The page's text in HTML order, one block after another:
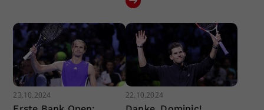
23.10.2024 22.10.2024